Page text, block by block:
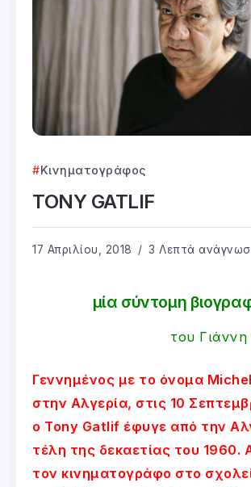
Κινηματογράφος
TONY GATLIF
17 Απριλίου, 2018 3 Λεπτά
μία σύντομη
του
Γεννημένος με το όνομα
στην Αλγερία, στις 10
ο Tony Gatlif έφυγε από την
τέλη της δεκαετίας του 1960.
τον κινηματογράφο στο